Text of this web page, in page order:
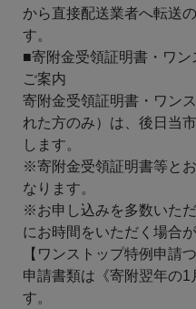
から直接配送業者へ転送
す。
■寄附金受領証明書・ワ
ご案内
寄附金受領証明書・ワン
れた方のみ）は、後日当
します。
※寄附金受領証明書等と
なります。
※お申し込みを多数いた
にお時間をいただく場合
【ワンストップ特例申請つ
申請書類は《寄附翌年の1
す。